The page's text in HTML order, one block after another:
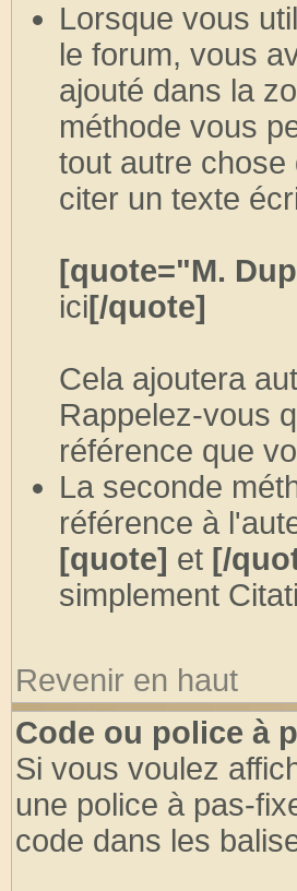
Lorsque vous
le forum, vous
ajouté dans la
méthode vous
tout autre
citer un texte
[quote="M.
ici[/quote]
Cela ajoutera
Rappelez-vous
référence que
La seconde
référence à
[quote] et [/
simplement
Revenir en haut
Code ou police à
Si vous voulez
une police à pas-
code dans les